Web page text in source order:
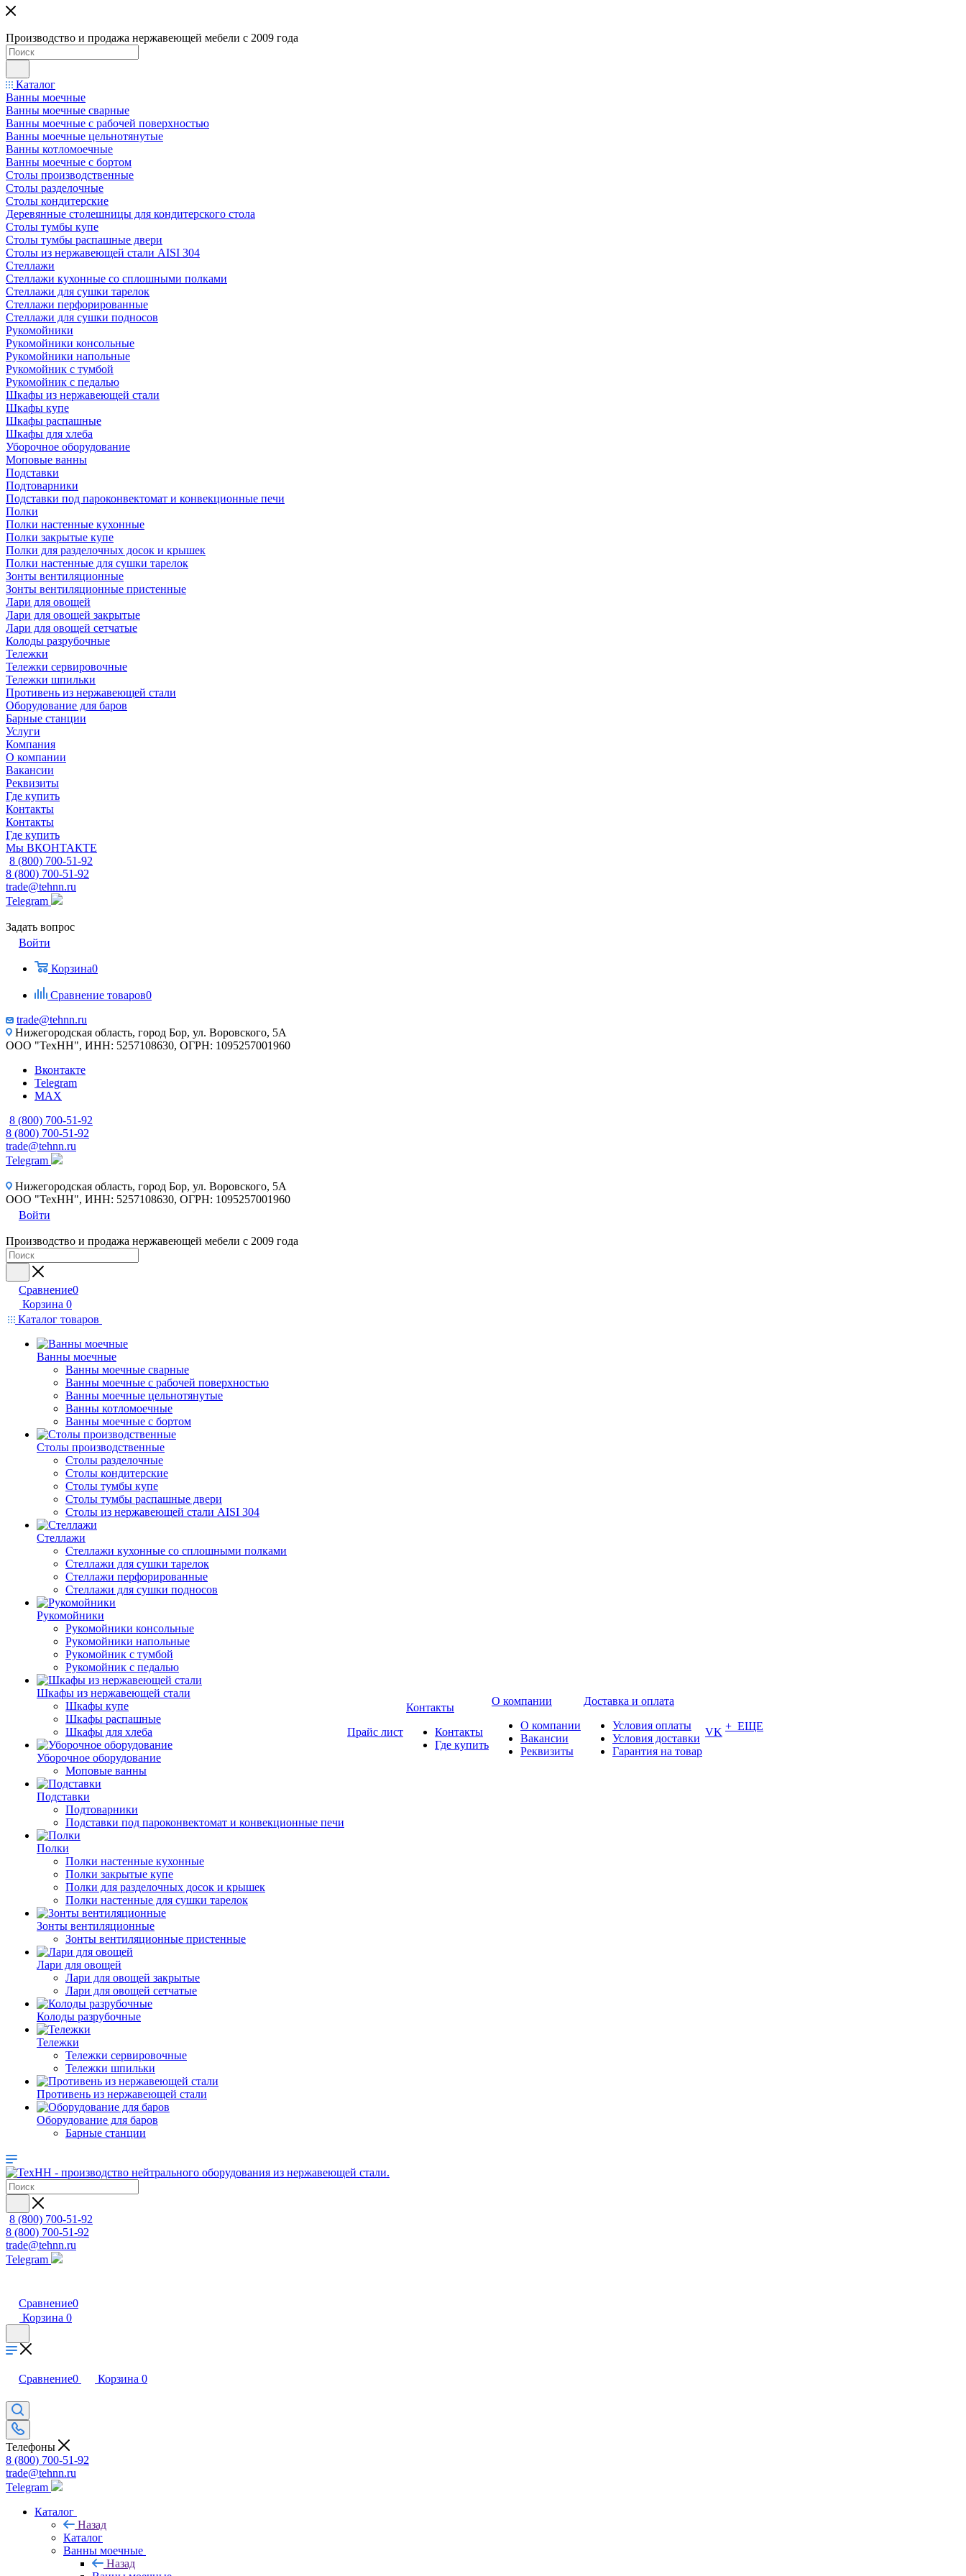
Производство и продажа нержавеющей мебели с 2009 года
Каталог
Ванны моечные
Ванны моечные сварные
Ванны моечные с рабочей поверхностью
Ванны моечные цельнотянутые
Ванны котломоечные
Ванны моечные с бортом
Столы производственные
Столы разделочные
Столы кондитерские
Деревянные столешницы для кондитерского стола
Столы тумбы купе
Столы тумбы распашные двери
Столы из нержавеющей стали AISI 304
Стеллажи
Стеллажи кухонные со сплошными полками
Стеллажи для сушки тарелок
Стеллажи перфорированные
Стеллажи для сушки подносов
Рукомойники
Рукомойники консольные
Рукомойники напольные
Рукомойник с тумбой
Рукомойник с педалью
Шкафы из нержавеющей стали
Шкафы купе
Шкафы распашные
Шкафы для хлеба
Уборочное оборудование
Моповые ванны
Подставки
Подтоварники
Подставки под пароконвектомат и конвекционные печи
Полки
Полки настенные кухонные
Полки закрытые купе
Полки для разделочных досок и крышек
Полки настенные для сушки тарелок
Зонты вентиляционные
Зонты вентиляционные пристенные
Лари для овощей
Лари для овощей закрытые
Лари для овощей сетчатые
Колоды разрубочные
Тележки
Тележки сервировочные
Тележки шпильки
Противень из нержавеющей стали
Оборудование для баров
Барные станции
Услуги
Компания
О компании
Вакансии
Реквизиты
Где купить
Контакты
Контакты
Где купить
Мы ВКОНТАКТЕ
8 (800) 700-51-92
8 (800) 700-51-92
trade@tehnn.ru
Telegram
Задать вопрос
Войти
Корзина0
Сравнение товаров0
trade@tehnn.ru
Нижегородская область, город Бор, ул. Воровского, 5А
ООО "ТехНН", ИНН: 5257108630, ОГРН: 1095257001960
Вконтакте
Telegram
MAX
8 (800) 700-51-92
8 (800) 700-51-92
trade@tehnn.ru
Telegram
Нижегородская область, город Бор, ул. Воровского, 5А
ООО "ТехНН", ИНН: 5257108630, ОГРН: 1095257001960
Войти
Производство и продажа нержавеющей мебели с 2009 года
Сравнение0
Корзина 0
Каталог товаров
Ванны моечные
Ванны моечные сварные
Ванны моечные с рабочей поверхностью
Ванны моечные цельнотянутые
Ванны котломоечные
Ванны моечные с бортом
Столы производственные
Столы разделочные
Столы кондитерские
Столы тумбы купе
Столы тумбы распашные двери
Столы из нержавеющей стали AISI 304
Стеллажи
Стеллажи кухонные со сплошными полками
Стеллажи для сушки тарелок
Стеллажи перфорированные
Стеллажи для сушки подносов
Рукомойники
Рукомойники консольные
Рукомойники напольные
Рукомойник с тумбой
Рукомойник с педалью
Шкафы из нержавеющей стали
Шкафы купе
Шкафы распашные
Шкафы для хлеба
Уборочное оборудование
Моповые ванны
Подставки
Подтоварники
Подставки под пароконвектомат и конвекционные печи
Полки
Полки настенные кухонные
Полки закрытые купе
Полки для разделочных досок и крышек
Полки настенные для сушки тарелок
Зонты вентиляционные
Зонты вентиляционные пристенные
Лари для овощей
Лари для овощей закрытые
Лари для овощей сетчатые
Колоды разрубочные
Тележки
Тележки сервировочные
Тележки шпильки
Противень из нержавеющей стали
Оборудование для баров
Барные станции
Прайс лист
Контакты
Контакты
Где купить
О компании
О компании
Вакансии
Реквизиты
Доставка и оплата
Условия оплаты
Условия доставки
Гарантия на товар
VK + ЕЩЕ
8 (800) 700-51-92
8 (800) 700-51-92
trade@tehnn.ru
Telegram
Сравнение0
Корзина 0
Сравнение0 Корзина 0
Телефоны
8 (800) 700-51-92
trade@tehnn.ru
Telegram
Каталог
Назад
Каталог
Ванны моечные
Назад